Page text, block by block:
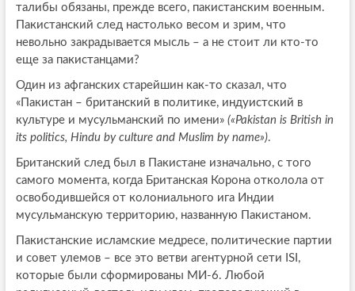
талибы обязаны, прежде всего, пакистанским военным.
Пакистанский след настолько весом и зрим, что
невольно закрадывается мысль – а не стоит ли кто-то
еще за пакистанцами?
Один из афганских старейшин как-то сказал, что
«Пакистан – британский в политике, индуистский в
культуре и мусульманский по имени» («Pakistan is British in
its politics, Hindu by culture and Muslim by name»).
Британский след был в Пакистане изначально, с того
самого момента, когда Британская Корона отколола от
освободившейся от колониального ига Индии
мусульманскую территорию, названную Пакистаном.
Пакистанские исламские медресе, политические партии
и совет улемов – все это ветви агентурной сети ISI,
которые были сформированы MИ-6. Любой